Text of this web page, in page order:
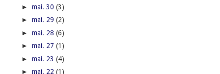
► mai. 30 (3)
► mai. 29 (2)
► mai. 28 (6)
► mai. 27 (1)
► mai. 23 (4)
► mai. 22 (1)